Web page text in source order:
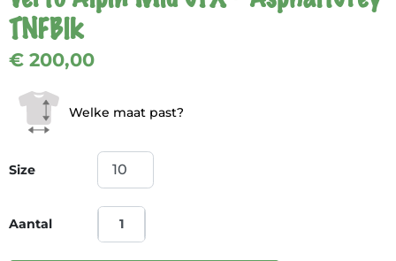
TNFBlk
€ 200,00
Size
Welke maat past?
Aantal